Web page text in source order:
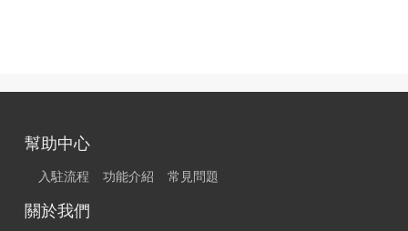
幫助中心
入駐流程 功能介紹 常見問題
關於我們